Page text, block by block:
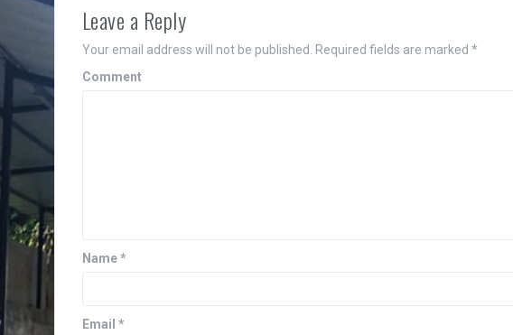
Leave a Reply
Your email address will not be published. Required fields are marked *
Comment
Name*
Email *